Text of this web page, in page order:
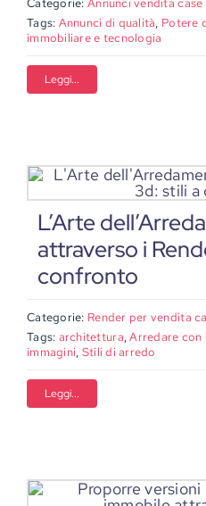
Tags: Annunci di qualità, Potere
immobiliare e tecnologia
Leggi...
L’Arte
attraverso i
confronto
Categorie: Render per vendita
Tags: architettura,Arredare con
immagini, Stili di arredo
Leggi...